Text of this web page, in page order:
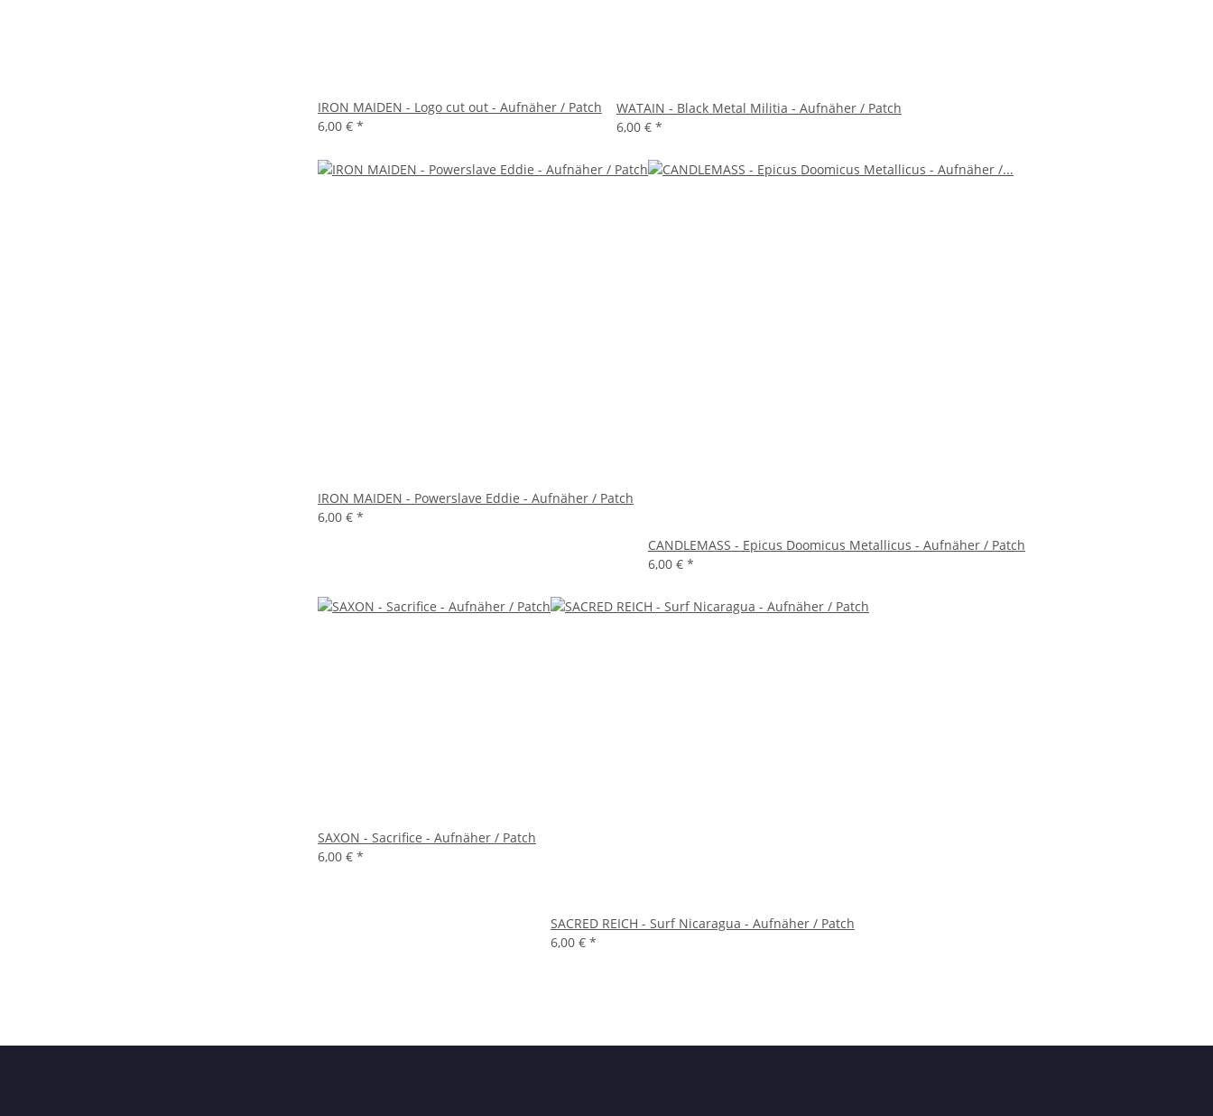
IRON MAIDEN - Logo cut out - Aufnäher / Patch
6,00 € *
WATAIN - Black Metal Militia - Aufnäher / Patch
6,00 € *
IRON MAIDEN - Powerslave Eddie - Aufnäher / Patch
6,00 € *
CANDLEMASS - Epicus Doomicus Metallicus - Aufnäher / Patch
6,00 € *
SAXON - Sacrifice - Aufnäher / Patch
6,00 € *
SACRED REICH - Surf Nicaragua - Aufnäher / Patch
6,00 € *